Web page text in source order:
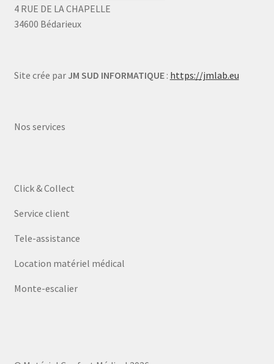
4 RUE DE LA CHAPELLE
34600 Bédarieux
Site crée par JM SUD INFORMATIQUE: https://jmlab.eu
Nos services
Click & Collect
Service client
Tele-assistance
Location matériel médical
Monte-escalier